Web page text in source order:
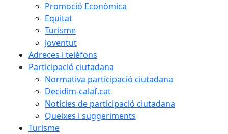
Promoció Econòmica
Equitat
Turisme
Joventut
Adreces i telèfons
Participació ciutadana
Normativa participació ciutadana
Decidim-calaf.cat
Notícies de participació ciutadana
Queixes i suggeriments
Turisme